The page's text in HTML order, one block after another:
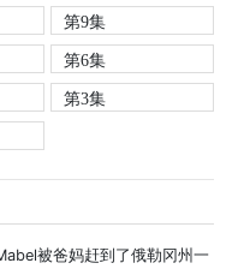
第9集
第6集
第3集
被爸妈赶到了俄勒冈州一